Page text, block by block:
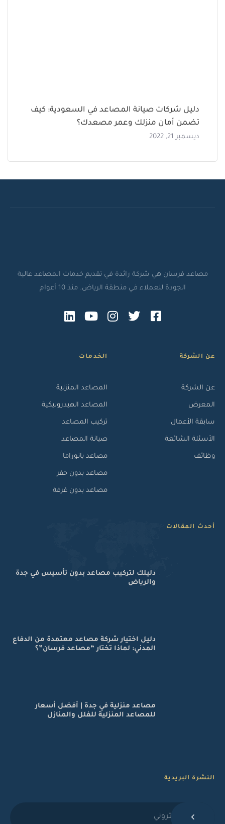
دليل شركات صيانة المصاعد في السعودية: كيف
تضمن أمان منزلك وعمر مصعدك؟
ديسمبر 21, 2022
مصاعد فرسان هي شركة رائدة في تقديم خدمات المصاعد عالية
الجودة للعملاء في منطقة الرياض. منذ 10 أعوام
عن الشركة
عن الشركة
المعرض
سابقة الأعمال
الأسئلة الشائعة
وظائف
الخدمات
المصاعد المنزلية
المصاعد الهيدروليكية
تركيب المصاعد
صيانة المصاعد
مصاعد بانوراما
مصاعد بدون حفر
مصاعد بدون غرفة
أحدث المقالات
دليلك لتركيب مصاعد بدون تأسيس في جدة
والرياض
دليل اختيار شركة مصاعد معتمدة من الدفاع
المدني: لماذا تختار “مصاعد فرسان”؟
مصاعد منزلية في جدة | أفضل أسعار
للمصاعد المنزلية للفلل والمنازل
النشرة البريدية